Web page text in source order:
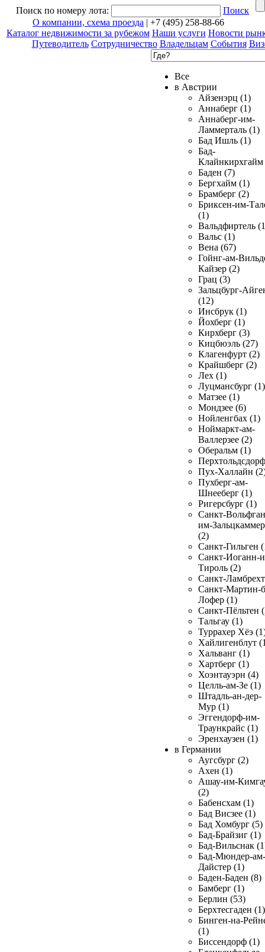
Поиск по номеру лота:
Поиск
О компании, схема проезда | +7 (495) 258-88-66
Каталог недвижимости за рубежом Наши услуги Новости
Путеводитель Сотрудничество Владельцам События
Все
в Австрии
Айзенэрц (1)
Аннаберг (1)
Аннаберг-им-
Ламмерталь (1)
Бад Ишль (1)
Бад-
Клайнкирхгайм
Баден (7)
Бергхайм (1)
Брамберг (2)
Бриксен-им-
(1)
Вальдфиртель
Вальс (1)
Вена (67)
Гойнг-ам-
Кайзер (2)
Грац (3)
Зальцбург-
(12)
Инсбрук (1)
Йохберг (1)
Кирхберг (3)
Кицбюэль (27)
Клагенфурт (2)
Крайшберг (2)
Лех (1)
Луцмансбург (1)
Матзее (1)
Мондзее (6)
Нойленгбах (1)
Ноймаркт-ам-
Валлерзее (2)
Оберальм (1)
Пух-Халлайн
Пухберг-ам-
Шнееберг (1)
Ригерсбург (1)
Санкт-
им-
(2)
Санкт-Гильген
Санкт-Иоганн-
Тироль (2)
Санкт-
Санкт-Мартин-
Лофер (1)
Санкт-Пёльтен
Тальгау (1)
Туррахер Хёэ
Хайлигенблут
Хальванг (1)
Хартберг (1)
Хоэнтауэрн (4)
Целль-ам-Зе (1)
Штадль-ан-дер-
Мур (1)
Эггендорф-им-
Траункрайс (1)
Эренхаузен (1)
в Германии
Аугсбург (2)
Ахен (1)
Ашау-им-
(2)
Бабенсхам (1)
Бад Висзее (1)
Бад Хомбург (5)
Бад-Брайзиг (1)
Бад-Вильснак
Бад-Мюндер-ам-
Дайстер (1)
Баден-Баден (8)
Бамберг (1)
Берлин (53)
Берхтесгаден (1)
Бинген-на-
(1)
Биссендорф (1)